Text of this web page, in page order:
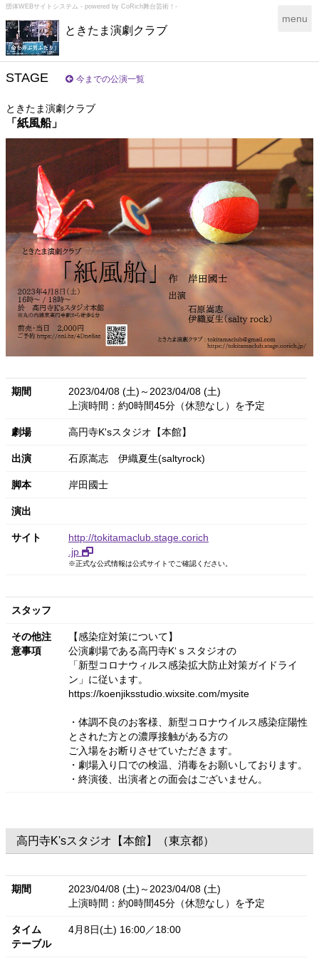
団体WEBサイトシステム - powered by CoRich舞台芸術！-
ときたま演劇クラブ
T
g
a
t
i
o
n
menu
STAGE 今までの公演一覧
ときたま演劇クラブ
「紙風船」
期間
2023/04/08 (土)～2023/04/08 (土)
上演時間：約0時間45分（休憩なし）を予定
劇場 高円寺K'sスタジオ【本館】
出演 石原嵩志 伊織夏生(saltyrock)
脚本 岸田國士
演出
サイト
http://tokitamaclub.stage.corich
.jp
※正式な公式情報は公式サイトでご確認ください。
スタッフ
その他注
意事項
【感染症対策について】
公演劇場である高円寺K‘ｓスタジオの
「新型コロナウィルス感染拡大防止対策ガイドライ
ン」に従います。
https://koenjiksstudio.wixsite.com/mysite
・体調不良のお客様、新型コロナウイルス感染症陽性
とされた方との濃厚接触がある方の
ご入場をお断りさせていただきます。
・劇場入り口での検温、消毒をお願いしております。
・終演後、出演者との面会はございません。
高円寺K'sスタジオ【本館】（東京都）
期間
2023/04/08 (土)～2023/04/08 (土)
上演時間：約0時間45分（休憩なし）を予定
タイム
テーブル
4月8日(土) 16:00／18:00